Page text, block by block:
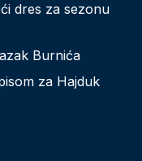
dres za sezonu
Burnića
za Hajduk